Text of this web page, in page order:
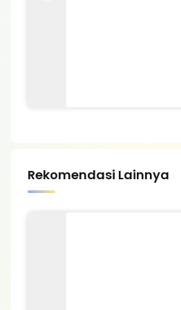
Rekomendasi Lainnya